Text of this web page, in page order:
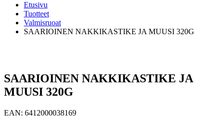
Etusivu
Tuotteet
Valmisruoat
SAARIOINEN NAKKIKASTIKE JA MUUSI 320G
SAARIOINEN NAKKIKASTIKE JA
MUUSI 320G
EAN: 6412000038169